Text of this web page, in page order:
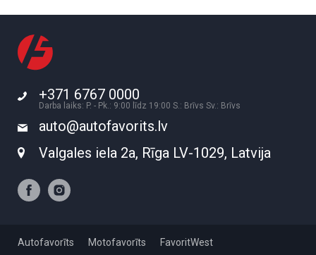
+371 6767 0000
Darba laiks: P. - Pk.: 9:00 līdz 19:00 S.: Brīvs Sv.: Brīvs
auto@autofavorits.lv
Valgales iela 2a, Rīga LV-1029, Latvija
Autofavorīts Motofavorīts
FavoritWest